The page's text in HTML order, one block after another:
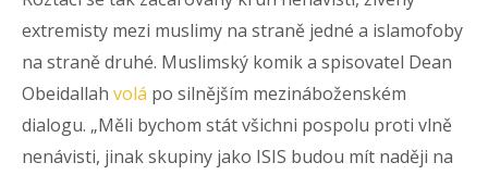
extremisty mezi muslimy na straně jedné a islamofoby
na straně druhé. Muslimský komik a spisovatel Dean
Obeidallah volá po silnějším mezináboženském
dialogu. „Měli bychom stát všichni pospolu proti vlně
nenávisti, jinak skupiny jako ISIS budou mít naději na